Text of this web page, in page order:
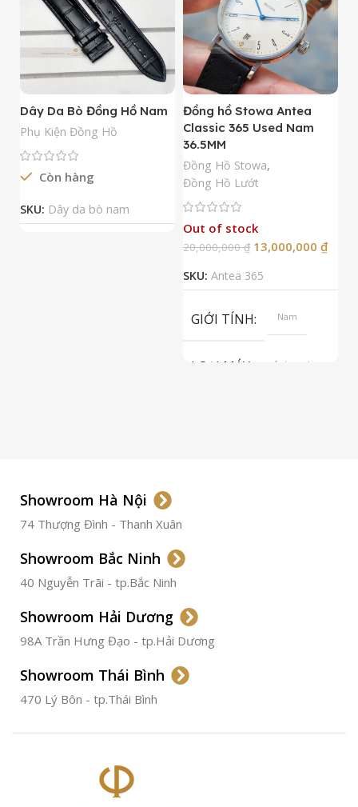
Dây Da Bò Đồng Hồ Nam
Phụ Kiện Đồng Hồ
Còn hàng
SKU: Dây da bò nam
Đồng hồ Stowa Antea
Classic 365 Used Nam
36.5MM
Đồng Hồ Stowa,
Đồng Hồ Lướt
Out of stock
20,000,000₫ 13,000,000 ₫
SKU: Antea 365
GIỚI TÍNH Nam
LOẠI MÁY
Automatic
CHỐNG NƯỚC
Showroom Hà Nội
74 Thượng Đình - Thanh Xuân
Showroom Bắc Ninh
40 Nguyễn Trãi - tp.Bắc Ninh
Showroom Hải Dương
98A Trần Hưng Đạo - tp.Hải Dương
Showroom Thái Bình
470 Lý Bôn - tp.Thái Bình